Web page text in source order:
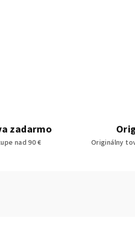
zadarmo
nad 90 € Originálny